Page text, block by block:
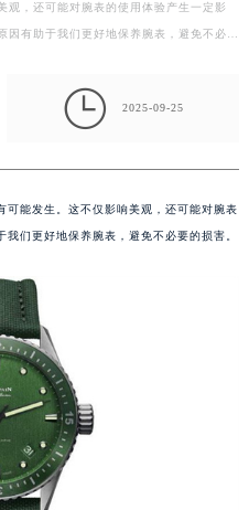
观，还可能对腕表的使用体验产生一定影
因有助于我们更好地保养腕表，避免不必要
 2025-09-25
可能发生。这不仅影响美观，还可能对腕表
们更好地保养腕表，避免不必要的损害。